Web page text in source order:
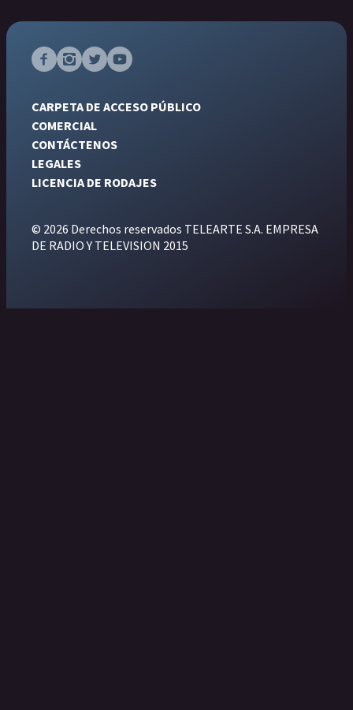
CARPETA DE ACCESO PÚBLICO
COMERCIAL
CONTÁCTENOS
LEGALES
LICENCIA DE RODAJES
© 2026 Derechos reservados TELEARTE S.A. EMPRESA
DE RADIO Y TELEVISION 2015